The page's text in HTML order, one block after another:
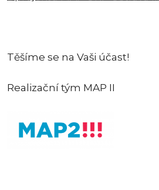
Těšíme se na Vaši účast!
Realizační tým MAP II